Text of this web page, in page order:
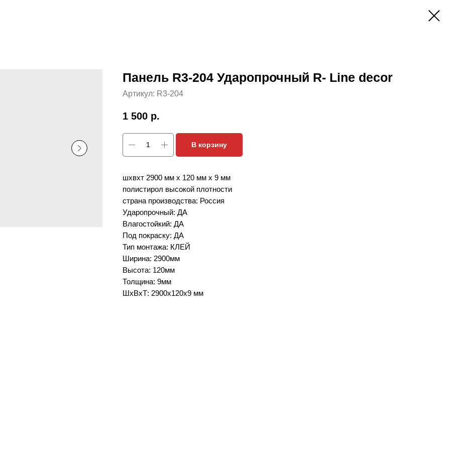
Панель R3-204 Ударопрочный R- Line decor
Артикул: R3-204
1 500 р.
В корзину
шхвхт 2900 мм х 120 мм х 9 мм
полистирол высокой плотности
страна производства: Россия
Ударопрочный: ДА
Влагостойкий: ДА
Под покраску: ДА
Тип монтажа: КЛЕЙ
Ширина: 2900мм
Высота: 120мм
Толщина: 9мм
ШxВxТ: 2900x120x9 мм